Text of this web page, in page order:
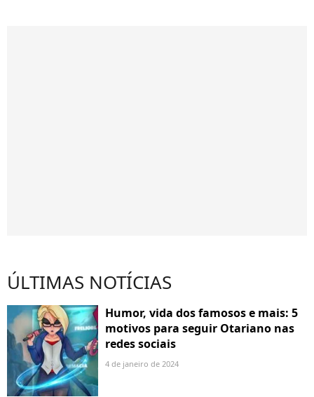
ÚLTIMAS NOTÍCIAS
Humor, vida dos famosos e mais: 5
motivos para seguir Otariano nas
redes sociais
4 de janeiro de 2024